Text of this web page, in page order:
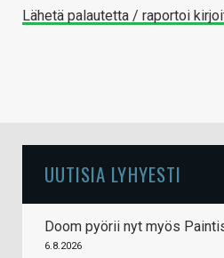
Lähetä palautetta / raportoi
UUTISIA LYHYESTI
Doom pyörii nyt myös
6.8.2026